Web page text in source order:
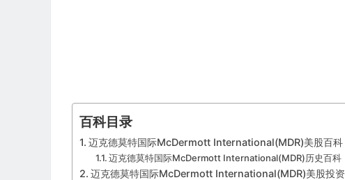
百科目录
迈克德莫特国际McDermott International(MDR)美股百科
迈克德莫特国际McDermott International(MDR)历史百科
迈克德莫特国际McDermott International(MDR)美股投资